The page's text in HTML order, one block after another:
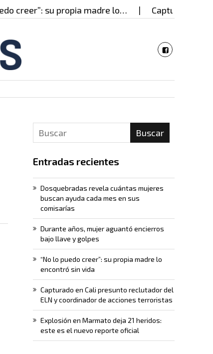
creer”: su propia madre lo… Capturado en
Buscar
Entradas recientes
Dosquebradas revela cuántas mujeres
buscan ayuda cada mes en sus
comisarías
Durante años, mujer aguantó encierros
bajo llave y golpes
“No lo puedo creer”: su propia madre lo
encontró sin vida
Capturado en Cali presunto reclutador del
ELN y coordinador de acciones terroristas
Explosión en Marmato deja 21 heridos:
este es el nuevo reporte oficial